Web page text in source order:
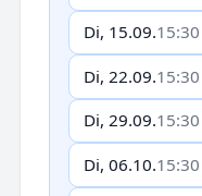
Di, 15.09.
Di, 22.09.
Di, 29.09.
Di, 06.10.